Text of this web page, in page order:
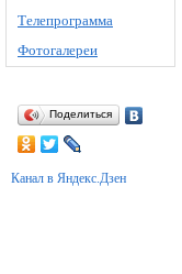
Телепрограмма
Фотогалереи
Поделиться
Канал в Яндекс.Дзен